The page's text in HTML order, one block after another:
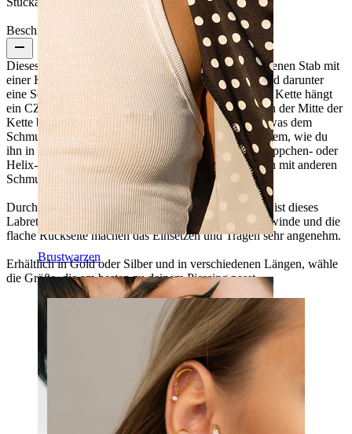
Brustwarzen
Beschreibung
Dieses elegante Titan-Labret besteht aus einem gebogenen Stab mit
einer Kette, die beide Enden miteinander verbindet und darunter
eine Schlaufe bildet. An einer kleinen Schlaufe an der Kette hängt
ein CZ-Stein in Lünettenfassung. Da der Stein nicht in der Mitte der
Kette befestigt ist, hängt er immer am tiefsten Punkt, was dem
Schmuckstück einen anderen Effekt verleiht, je nachdem, wie du
ihn in deinem Ohr anbringst. Es sieht toll aus in Ohrläppchen- oder
Helix-Piercings, allein oder als Teil einer Kombination mit anderen
Schmuckstücken.
Durch die Verwendung von Titan in Implantatqualität ist dieses
Labret hypoallergen und sehr langlebig. Das Innengewinde und die
flache Rückseite machen das Einsetzen und Tragen sehr angenehm.
Erhältlich in Gold oder Silber und in verschiedenen Längen, wähle
die Größe, die am besten zu deinem Piercing passt.